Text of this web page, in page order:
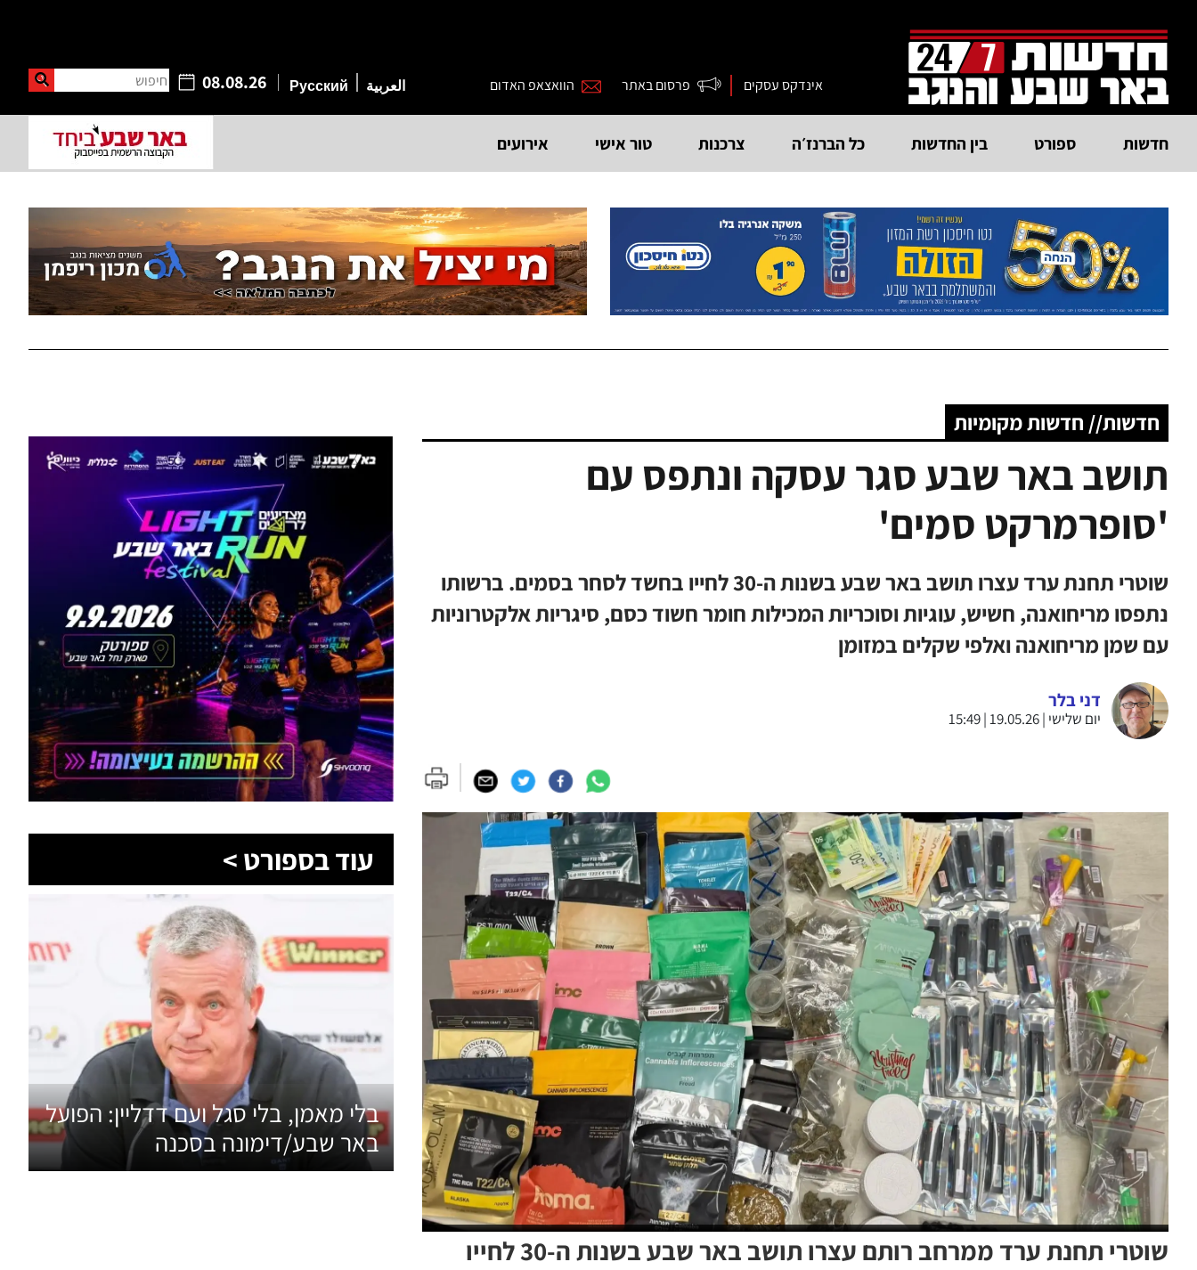
אינדקס עסקים פרסום באתר הוואצאפ האדום 08.08.26 חיפוש العربية Русский
חדשות ספורט בין החדשות כל הברנז׳ה צרכנות טור אישי אירועים
חדשות// חדשות מקומיות
תושב באר שבע סגר עסקה ונתפס עם
'סופרמרקט סמים'
שוטרי תחנת ערד עצרו תושב באר שבע בשנות ה-30 לחייו בחשד לסחר בסמים. ברשותו
נתפסו מריחואנה, חשיש, עוגיות וסוכריות המכילות חומר חשוד כסם, סיגריות אלקטרוניות
עם שמן מריחואנה ואלפי שקלים במזומן
דני בלר
יום שלישי | 19.05.26 | 15:49
שוטרי תחנת ערד ממרחב רותם עצרו תושב באר שבע בשנות ה-30 לחייו
עוד בספורט >
בלי מאמן, בלי סגל ועם דדליין: הפועל
באר שבע/דימונה בסכנה